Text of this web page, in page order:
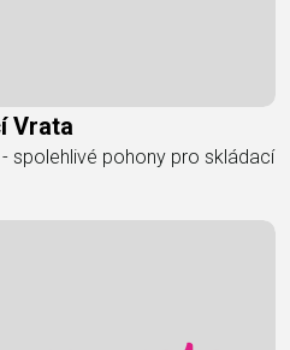
Vrata
spolehlivé pohony pro skládací